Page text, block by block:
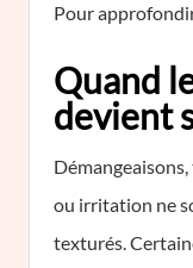
Pour
Quand
devient
ou irritation ne
texturés.